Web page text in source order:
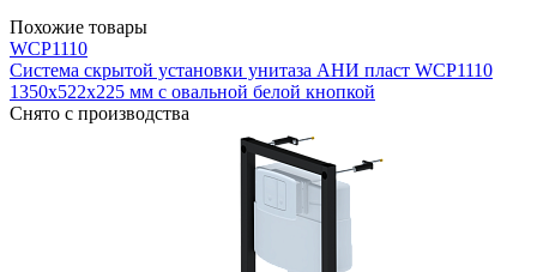
Похожие товары
WCP1110
Система скрытой установки унитаза АНИ пласт WCP1110
1350х522х225 мм с овальной белой кнопкой
Снято с производства